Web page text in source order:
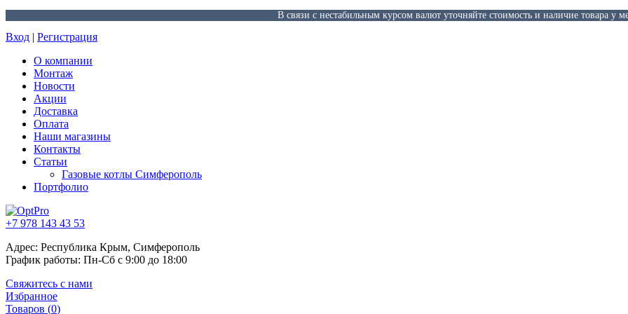
В связи с нестабильным курсом валют уточняйте стоимость и наличие товара у
Вход | Регистрация
О компании
Монтаж
Новости
Акции
Доставка
Оплата
Наши магазины
Контакты
Статьи
Газовые котлы Симферополь
Портфолио
+7 978 143 43 53
Адрес: Республика Крым, Симферополь
График работы: Пн-Сб с 9:00 до 18:00
Свяжитесь с нами
Избранное
Товаров (0)